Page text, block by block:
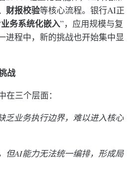
财报校验等核心流程。银行AI正
业务系统化嵌入”，应用规模与复
进程中，新的挑战也开始集中显
战
三个层面：
乏业务执行边界，难以进入核心
但AI能力无法统一编排，形成局